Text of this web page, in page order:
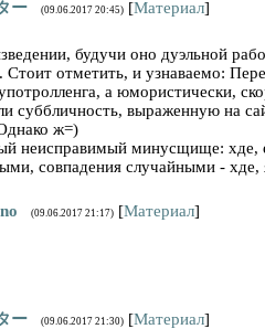
ー (09.06.2017 20:45) [Материал]
будучи оно дуэльной
Стоит отметить, и узнаваемо:
а юмористически,
суббличность, выраженную на
ж=)
неисправимый минусщище: хде,
совпадения случайными - хде,
(09.06.2017 21:17) [Материал]
ー (09.06.2017 21:30) [Материал]